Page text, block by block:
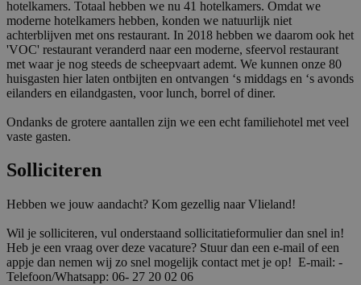
hotelkamers. Totaal hebben we nu 41 hotelkamers. Omdat we
moderne hotelkamers hebben, konden we natuurlijk niet
achterblijven met ons restaurant. In 2018 hebben we daarom ook het
'VOC' restaurant veranderd naar een moderne, sfeervol restaurant
met waar je nog steeds de scheepvaart ademt. We kunnen onze 80
huisgasten hier laten ontbijten en ontvangen ‘s middags en ‘s avonds
eilanders en eilandgasten, voor lunch, borrel of diner.
Ondanks de grotere aantallen zijn we een echt familiehotel met veel
vaste gasten.
Solliciteren
Hebben we jouw aandacht? Kom gezellig naar Vlieland!
Wil je solliciteren, vul onderstaand sollicitatieformulier dan snel in!
Heb je een vraag over deze vacature? Stuur dan een e-mail of een
appje dan nemen wij zo snel mogelijk contact met je op! E-mail: -
Telefoon/Whatsapp: 06- 27 20 02 06